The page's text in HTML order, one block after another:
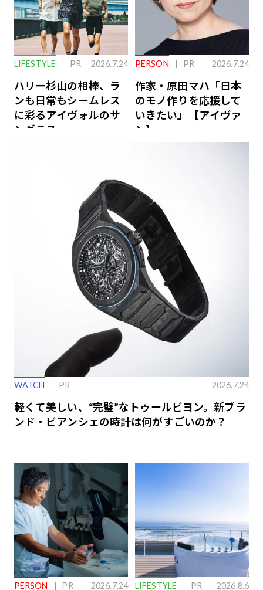
LIFESTYLE PR 2026.7.24
ハリー杉山の相棒、ラ
ンも日常もシームレス
に彩るアイヴォルのサ
ングラス
PERSON PR 2026.7.24
作家・原田マハ「日本
のモノ作りを応援して
いきたい」【アイヴァ
ン】
WATCH PR 2026.7.24
軽くて美しい、“完璧”なトゥールビヨン。新ブラ
ンド・ビアンシェの時計は何がすごいのか？
PERSON PR 2026.7.24 LIFESTYLE PR 2026.8.6